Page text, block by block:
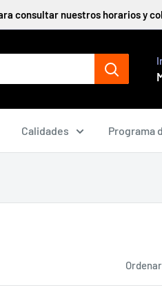
consultar nuestros horarios y
Calidades Programa